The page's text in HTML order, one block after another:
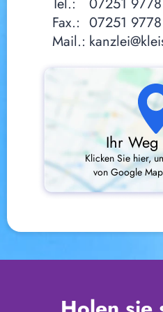
Fax.: 07251
Mail.:
Ihr
Klicken Sie hier,
von Google